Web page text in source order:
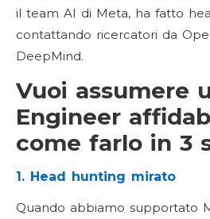
il team AI di Meta, ha fatto
contattando ricercatori da
DeepMind.
Vuoi assumere
Engineer
come farlo in 3
1. Head hunting mirato
Quando abbiamo supportato